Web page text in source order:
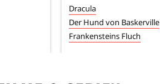
Dracula
Der Hund von Baskerville
Frankensteins Fluch